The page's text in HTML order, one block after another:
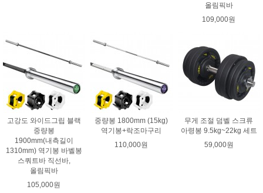
올림픽바
109,000원
고강도 와이드그립 블랙
중량봉
1900mm(내측길이
1310mm) 역기봉 바벨봉
스쿼트바 직선바,
올림픽바
105,000원
중량봉 1800mm (15kg)
역기봉+락조마구리
110,000원
무게 조절 덤벨 스크류
아령봉 9.5kg~22kg 세트
59,000원